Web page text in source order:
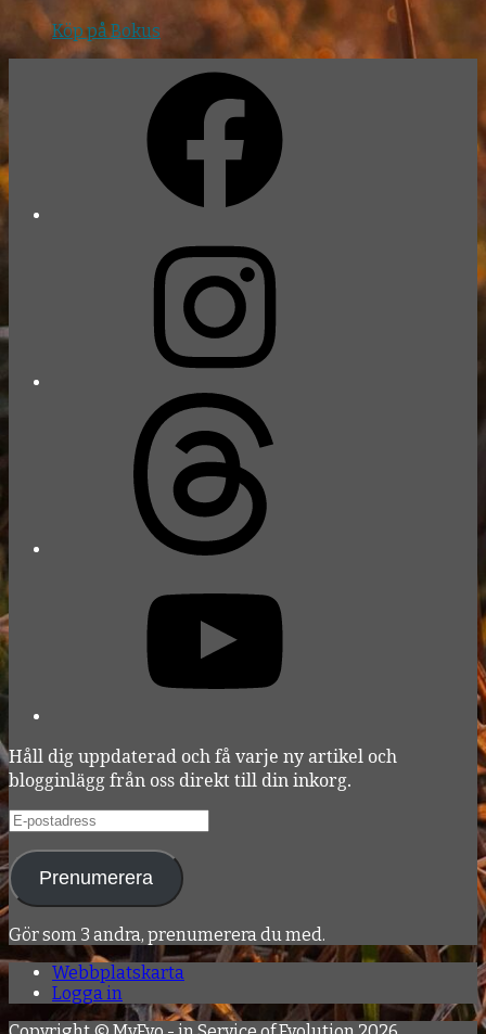
Köp på Bokus
Håll dig uppdaterad och få varje ny artikel och
blogginlägg från oss direkt till din inkorg.
E-
postadress
Prenumerera
Gör som 3 andra, prenumerera du med.
Webbplatskarta
Logga in